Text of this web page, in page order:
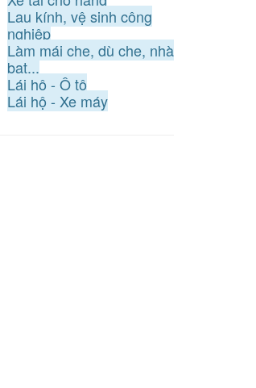
Lau kính, vệ sinh công
nghiệp
Làm mái che, dù che, nhà
bạt...
Lái hộ - Ô tô
Lái hộ - Xe máy